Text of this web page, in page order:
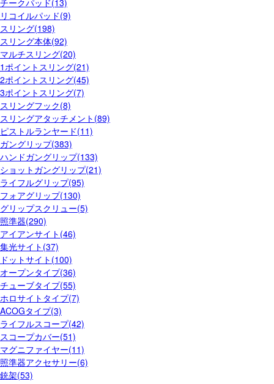
チークパッド(13)
リコイルパッド(9)
スリング(198)
スリング本体(92)
マルチスリング(20)
1ポイントスリング(21)
2ポイントスリング(45)
3ポイントスリング(7)
スリングフック(8)
スリングアタッチメント(89)
ピストルランヤード(11)
ガングリップ(383)
ハンドガングリップ(133)
ショットガングリップ(21)
ライフルグリップ(95)
フォアグリップ(130)
グリップスクリュー(5)
照準器(290)
アイアンサイト(46)
集光サイト(37)
ドットサイト(100)
オープンタイプ(36)
チューブタイプ(55)
ホロサイトタイプ(7)
ACOGタイプ(3)
ライフルスコープ(42)
スコープカバー(51)
マグニファイヤー(11)
照準器アクセサリー(6)
銃架(53)